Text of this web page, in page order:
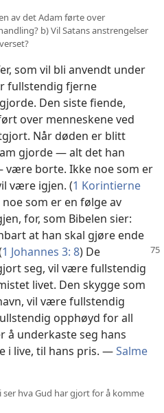
av det Adam førte over
b) Vil Satans anstrengelser
som vil bli anvendt under
fullstendig fjerne
Den siste fiende,
over menneskene ved
Når døden er blitt
gjorde — alt det han
borte. Ikke noe som er
være igjen. (1 Korintierne
som er en følge av
for, som Bibelen sier:
at han skal gjøre ende
1 Johannes 3: 8) De
seg, vil være fullstendig
livet. Den skygge som
vil være fullstendig
opphøyd for all
å underkaste seg hans
i live, til hans pris. —Salme
hva Gud har gjort for å komme